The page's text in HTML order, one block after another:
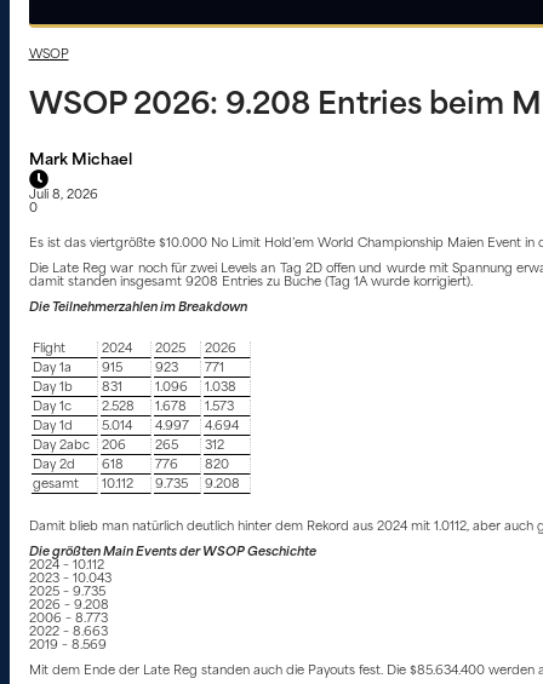
WSOP
WSOP 2026: 9.208 Entries beim
Mark Michael
Juli 8, 2026
0
Es ist das viertgrößte $10.000 No Limit Hold’em World Championship Maien Event
Die Late Reg war noch für zwei Levels an Tag 2D offen und wurde mit Spannung
damit standen insgesamt 9208 Entries zu Buche (Tag 1A wurde korrigiert).
Die Teilnehmerzahlen im Breakdown
Flight 2024 2025
2026
Day 1a
915 923
771
Day 1b
831 1.096
1.038
Day 1c
2.528 1.678
1.573
Day 1d
5.014 4.997
4.694
Day 2abc
206 265
312
Day 2d
618 776
820
gesamt
10.112 9.735 9.208
Damit blieb man natürlich deutlich hinter dem Rekord aus 2024 mit 1.0112, aber
Die größten Main Events der WSOP Geschichte
2024 – 10.112
2023 – 10.043
2025 – 9.735
2026 – 9.208
2006 – 8.773
2022 – 8.663
2019 – 8.569
Mit dem Ende der Late Reg standen auch die Payouts fest. Die $85.634.400